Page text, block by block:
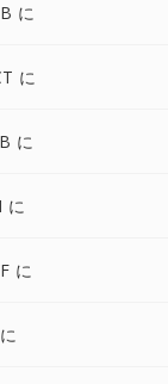
に
に
に
に
に